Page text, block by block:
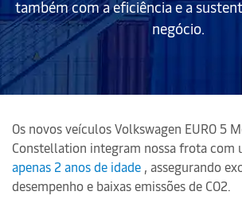
também com a eficiência e a
negócio.
Os novos veículos Volkswagen EURO 5
Constellation integram nossa frota com
apenas 2 anos de idade , assegurando
desempenho e baixas emissões de CO2.